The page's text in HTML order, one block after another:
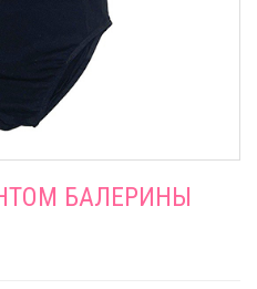
БАЛЕРИНЫ